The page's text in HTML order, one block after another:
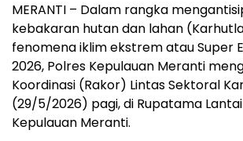
MERANTI – Dalam rangka
kebakaran hutan dan lahan
fenomena iklim ekstrem atau Super
2026, Polres Kepulauan Meranti
Koordinasi (Rakor) Lintas Sektoral
(29/5/2026) pagi, di Rupatama
Kepulauan Meranti.